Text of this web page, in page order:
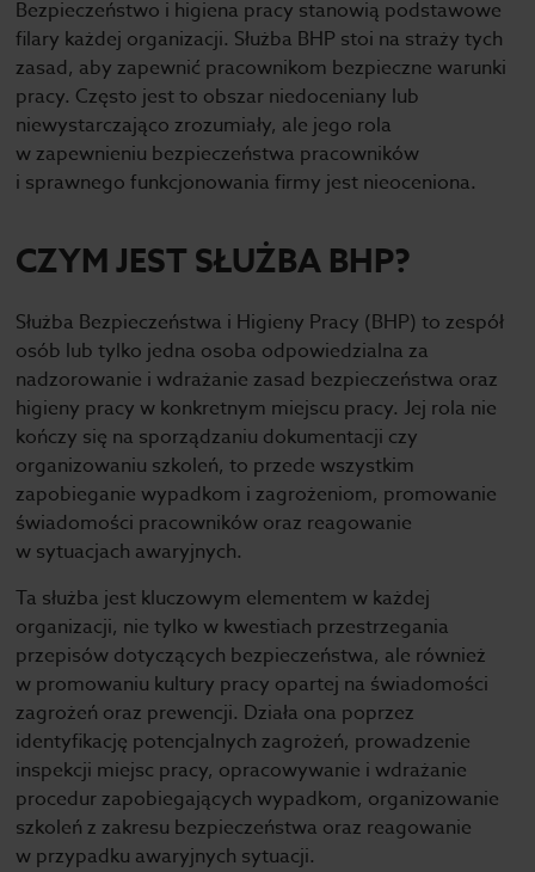
Bezpieczeństwo i higiena pracy stanowią podstawowe
filary każdej organizacji. Służba BHP stoi na straży tych
zasad, aby zapewnić pracownikom bezpieczne warunki
pracy. Często jest to obszar niedoceniany lub
niewystarczająco zrozumiały, ale jego rola
w zapewnieniu bezpieczeństwa pracowników
i sprawnego funkcjonowania firmy jest nieoceniona.
CZYM JEST SŁUŻBA BHP?
Służba Bezpieczeństwa i Higieny Pracy (BHP) to zespół
osób lub tylko jedna osoba odpowiedzialna za
nadzorowanie i wdrażanie zasad bezpieczeństwa oraz
higieny pracy w konkretnym miejscu pracy. Jej rola nie
kończy się na sporządzaniu dokumentacji czy
organizowaniu szkoleń, to przede wszystkim
zapobieganie wypadkom i zagrożeniom, promowanie
świadomości pracowników oraz reagowanie
w sytuacjach awaryjnych.
Ta służba jest kluczowym elementem w każdej
organizacji, nie tylko w kwestiach przestrzegania
przepisów dotyczących bezpieczeństwa, ale również
w promowaniu kultury pracy opartej na świadomości
zagrożeń oraz prewencji. Działa ona poprzez
identyfikację potencjalnych zagrożeń, prowadzenie
inspekcji miejsc pracy, opracowywanie i wdrażanie
procedur zapobiegających wypadkom, organizowanie
szkoleń z zakresu bezpieczeństwa oraz reagowanie
w przypadku awaryjnych sytuacji.